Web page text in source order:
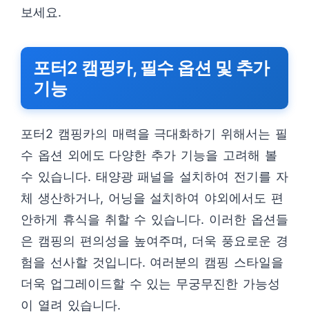
보세요.
포터2 캠핑카, 필수 옵션 및 추가
기능
포터2 캠핑카의 매력을 극대화하기 위해서는 필
수 옵션 외에도 다양한 추가 기능을 고려해 볼
수 있습니다. 태양광 패널을 설치하여 전기를 자
체 생산하거나, 어닝을 설치하여 야외에서도 편
안하게 휴식을 취할 수 있습니다. 이러한 옵션들
은 캠핑의 편의성을 높여주며, 더욱 풍요로운 경
험을 선사할 것입니다. 여러분의 캠핑 스타일을
더욱 업그레이드할 수 있는 무궁무진한 가능성
이 열려 있습니다.